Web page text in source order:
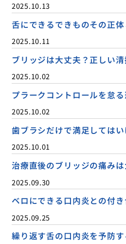
2025.10.13
舌にできるできものその正
2025.10.11
ブリッジは大丈夫？正しい
2025.10.02
プラークコントロールを怠
2025.10.02
歯ブラシだけで満足しては
2025.10.01
治療直後のブリッジの痛みは
2025.09.30
ベロにできる口内炎との付
2025.09.25
繰り返す舌の口内炎を予防